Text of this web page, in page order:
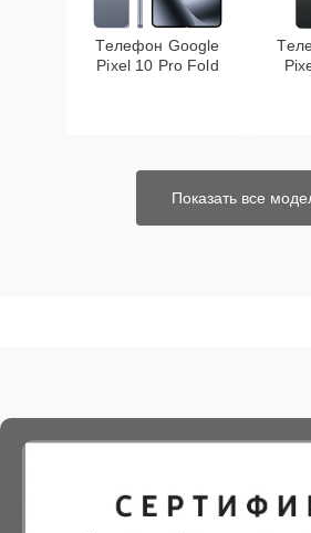
Телефон Google
Pixel 10 Pro Fold
Показать все